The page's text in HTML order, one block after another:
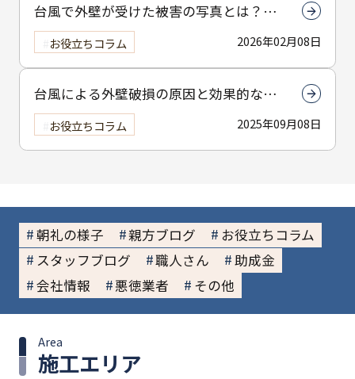
台風で外壁が受けた被害の写真とは？原
因と対処法を解説
2026年02月08日
お役立ちコラム
台風による外壁破損の原因と効果的な予
防策についてわかりやすく解説
2025年09月08日
お役立ちコラム
朝礼の様子 親方ブログ
お役立ちコラム
スタッフブログ
職人さん
助成金
会社情報
悪徳業者 その他
施工エリア
Area